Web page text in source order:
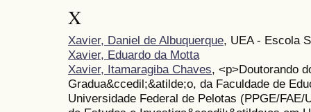
X
Xavier, Daniel de Albuquerque, UEA - Escola
Xavier, Eduardo da Motta
Xavier, Itamaragiba Chaves, <p>Doutorando
Gradua&ccedil;&atilde;o, da Faculdade de
Universidade Federal de Pelotas (PPGE/